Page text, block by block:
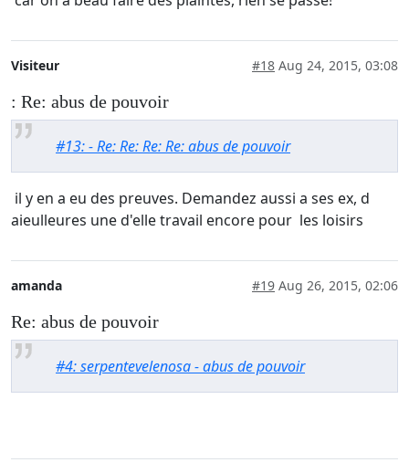
Visiteur #18 Aug 24, 2015, 03:08
: Re: abus de pouvoir
#13: - Re: Re: Re: Re: abus de pouvoir
il y en a eu des preuves. Demandez aussi a ses ex, d
aieulleures une d'elle travail encore pour les loisirs
amanda #19 Aug 26, 2015, 02:06
Re: abus de pouvoir
#4: serpentevelenosa - abus de pouvoir